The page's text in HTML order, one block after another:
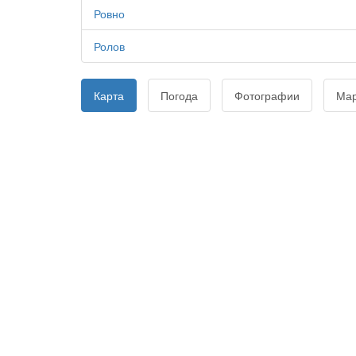
Ровно
Ролов
Карта Погода Фотографии